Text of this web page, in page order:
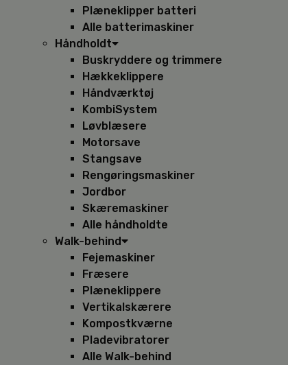
Plæneklipper batteri
Alle batterimaskiner
Håndholdt
Buskryddere og trimmere
Hækkeklippere
Håndværktøj
KombiSystem
Løvblæsere
Motorsave
Stangsave
Rengøringsmaskiner
Jordbor
Skæremaskiner
Alle håndholdte
Walk-behind
Fejemaskiner
Fræsere
Plæneklippere
Vertikalskærere
Kompostkværne
Pladevibratorer
Alle Walk-behind